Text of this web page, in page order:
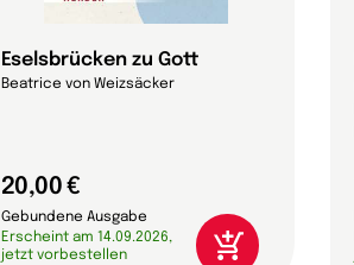
Eselsbrücken zu Gott
Beatrice von Weizsäcker
20,00 €
Gebundene Ausgabe
Erscheint am 14.09.2026,
jetzt vorbestellen